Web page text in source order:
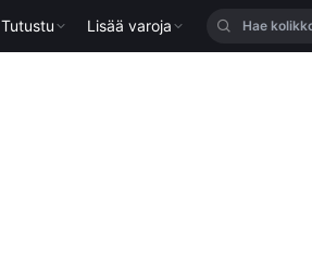
Tutustu Lisää varoja